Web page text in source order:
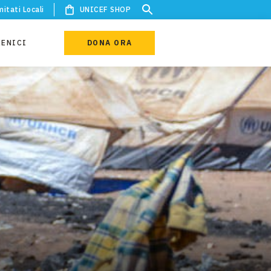
Locali UNICEF SHOP
DONA ORA